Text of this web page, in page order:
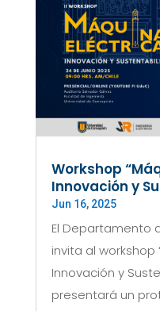
Workshop
Innovación y
Jun 16, 2025
El Departamento
invita al workshop
Innovación y
presentará un